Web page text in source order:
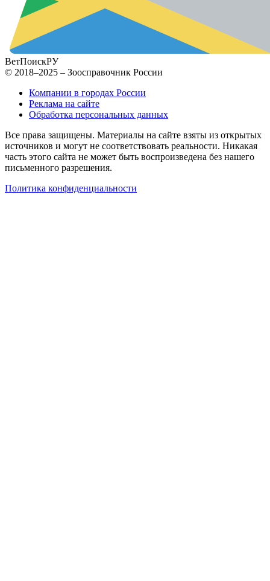
ВетПоискРУ
© 2018–2025 – Зоосправочник России
Компании в городах России
Реклама на сайте
Обработка персональных данных
Все права защищены. Материалы на сайте взяты из открытых
источников и могут не соответствовать реальности. Никакая
часть этого сайта не может быть воспроизведена без нашего
письменного разрешения.
Политика конфиденциальности